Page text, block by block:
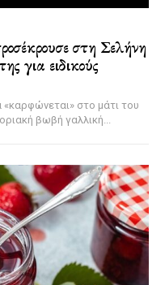
στη Σελήνη
για ειδικούς
στο μάτι του
βωβή γαλλική...